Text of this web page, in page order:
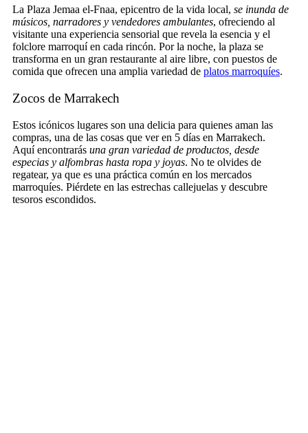
La Plaza Jemaa el-Fnaa, epicentro de la vida local, se inunda de
músicos, narradores y vendedores ambulantes, ofreciendo al
visitante una experiencia sensorial que revela la esencia y el
folclore marroquí en cada rincón. Por la noche, la plaza se
transforma en un gran restaurante al aire libre, con puestos de
comida que ofrecen una amplia variedad de platos marroquíes.
Zocos de Marrakech
Estos icónicos lugares son una delicia para quienes aman las
compras, una de las cosas que ver en 5 días en Marrakech.
Aquí encontrarás una gran variedad de productos, desde
especias y alfombras hasta ropa y joyas. No te olvides de
regatear, ya que es una práctica común en los mercados
marroquíes. Piérdete en las estrechas callejuelas y descubre
tesoros escondidos.